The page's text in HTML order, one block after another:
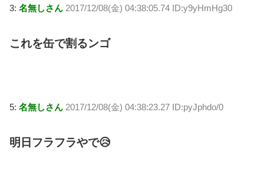
3: 名無しさん 2017/12/08(金) 04:38:05.74 ID:y9yHmHg30
これを缶で割るンゴ
5: 名無しさん 2017/12/08(金) 04:38:23.27 ID:pyJphdo/0
明日フラフラやで😥